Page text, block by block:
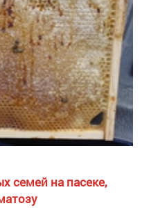
семей на пасеке,